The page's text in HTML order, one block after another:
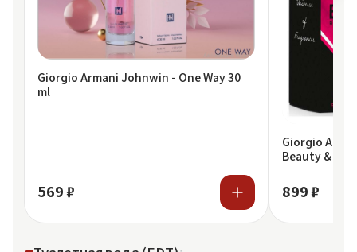
Giorgio Armani Johnwin - One Way 30
ml
569 ₽
Giorgio
Beauty &
899 ₽